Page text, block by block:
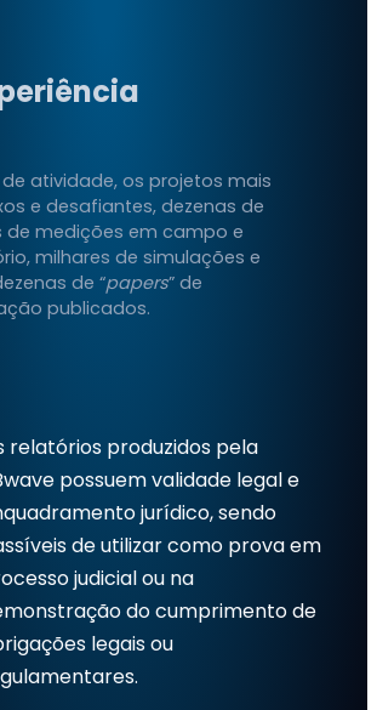
atividade, os projetos mais
e desafiantes, dezenas de
de medições em campo e
milhares de simulações e
de “papers” de
publicados.
relatórios produzidos pela
possuem validade legal e
jurídico, sendo
de utilizar como prova em
judicial ou na
do cumprimento de
legais ou